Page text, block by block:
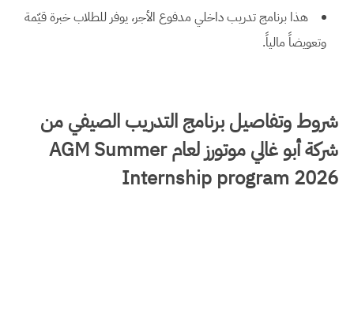
هذا برنامج تدريب داخلي مدفوع الأجر، يوفر للطلاب خبرة قيّمة
وتعويضاً مالياً.
شروط وتفاصيل برنامج التدريب الصيفي من
شركة أبو غالي موتورز لعام AGM Summer
Internship program 2026